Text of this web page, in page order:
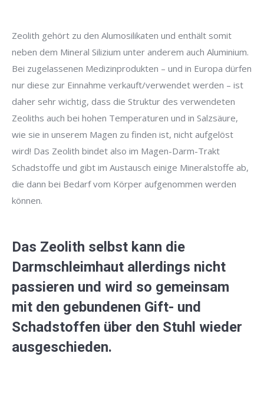
Zeolith gehört zu den Alumosilikaten und enthält somit
neben dem Mineral Silizium unter anderem auch Aluminium.
Bei zugelassenen Medizinprodukten – und in Europa dürfen
nur diese zur Einnahme verkauft/verwendet werden – ist
daher sehr wichtig, dass die Struktur des verwendeten
Zeoliths auch bei hohen Temperaturen und in Salzsäure,
wie sie in unserem Magen zu finden ist, nicht aufgelöst
wird! Das Zeolith bindet also im Magen-Darm-Trakt
Schadstoffe und gibt im Austausch einige Mineralstoffe ab,
die dann bei Bedarf vom Körper aufgenommen werden
können.
Das Zeolith selbst kann die
Darmschleimhaut allerdings nicht
passieren und wird so gemeinsam
mit den gebundenen Gift- und
Schadstoffen über den Stuhl wieder
ausgeschieden.